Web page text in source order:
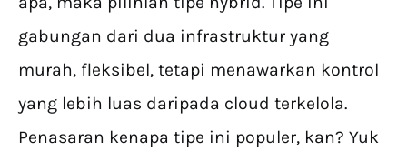
gabungan dari dua infrastruktur yang
murah, fleksibel, tetapi menawarkan kontrol
yang lebih luas daripada cloud terkelola.
Penasaran kenapa tipe ini populer, kan? Yuk